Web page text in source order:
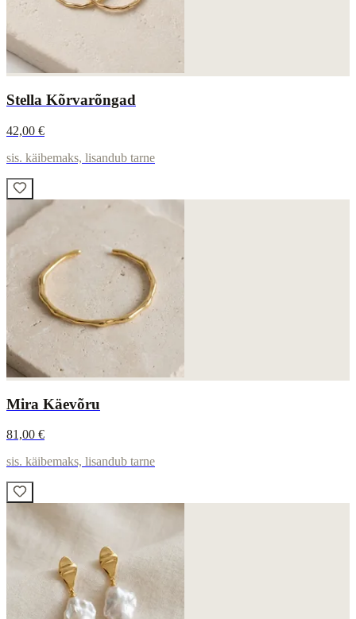
Stella Kõrvarõngad
42,00 €
sis. käibemaks, lisandub tarne
Mira Käevõru
81,00 €
sis. käibemaks, lisandub tarne